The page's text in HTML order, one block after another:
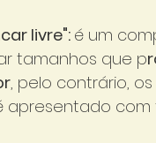
livre": é um
tamanhos que p
, pelo contrário,
apresentado